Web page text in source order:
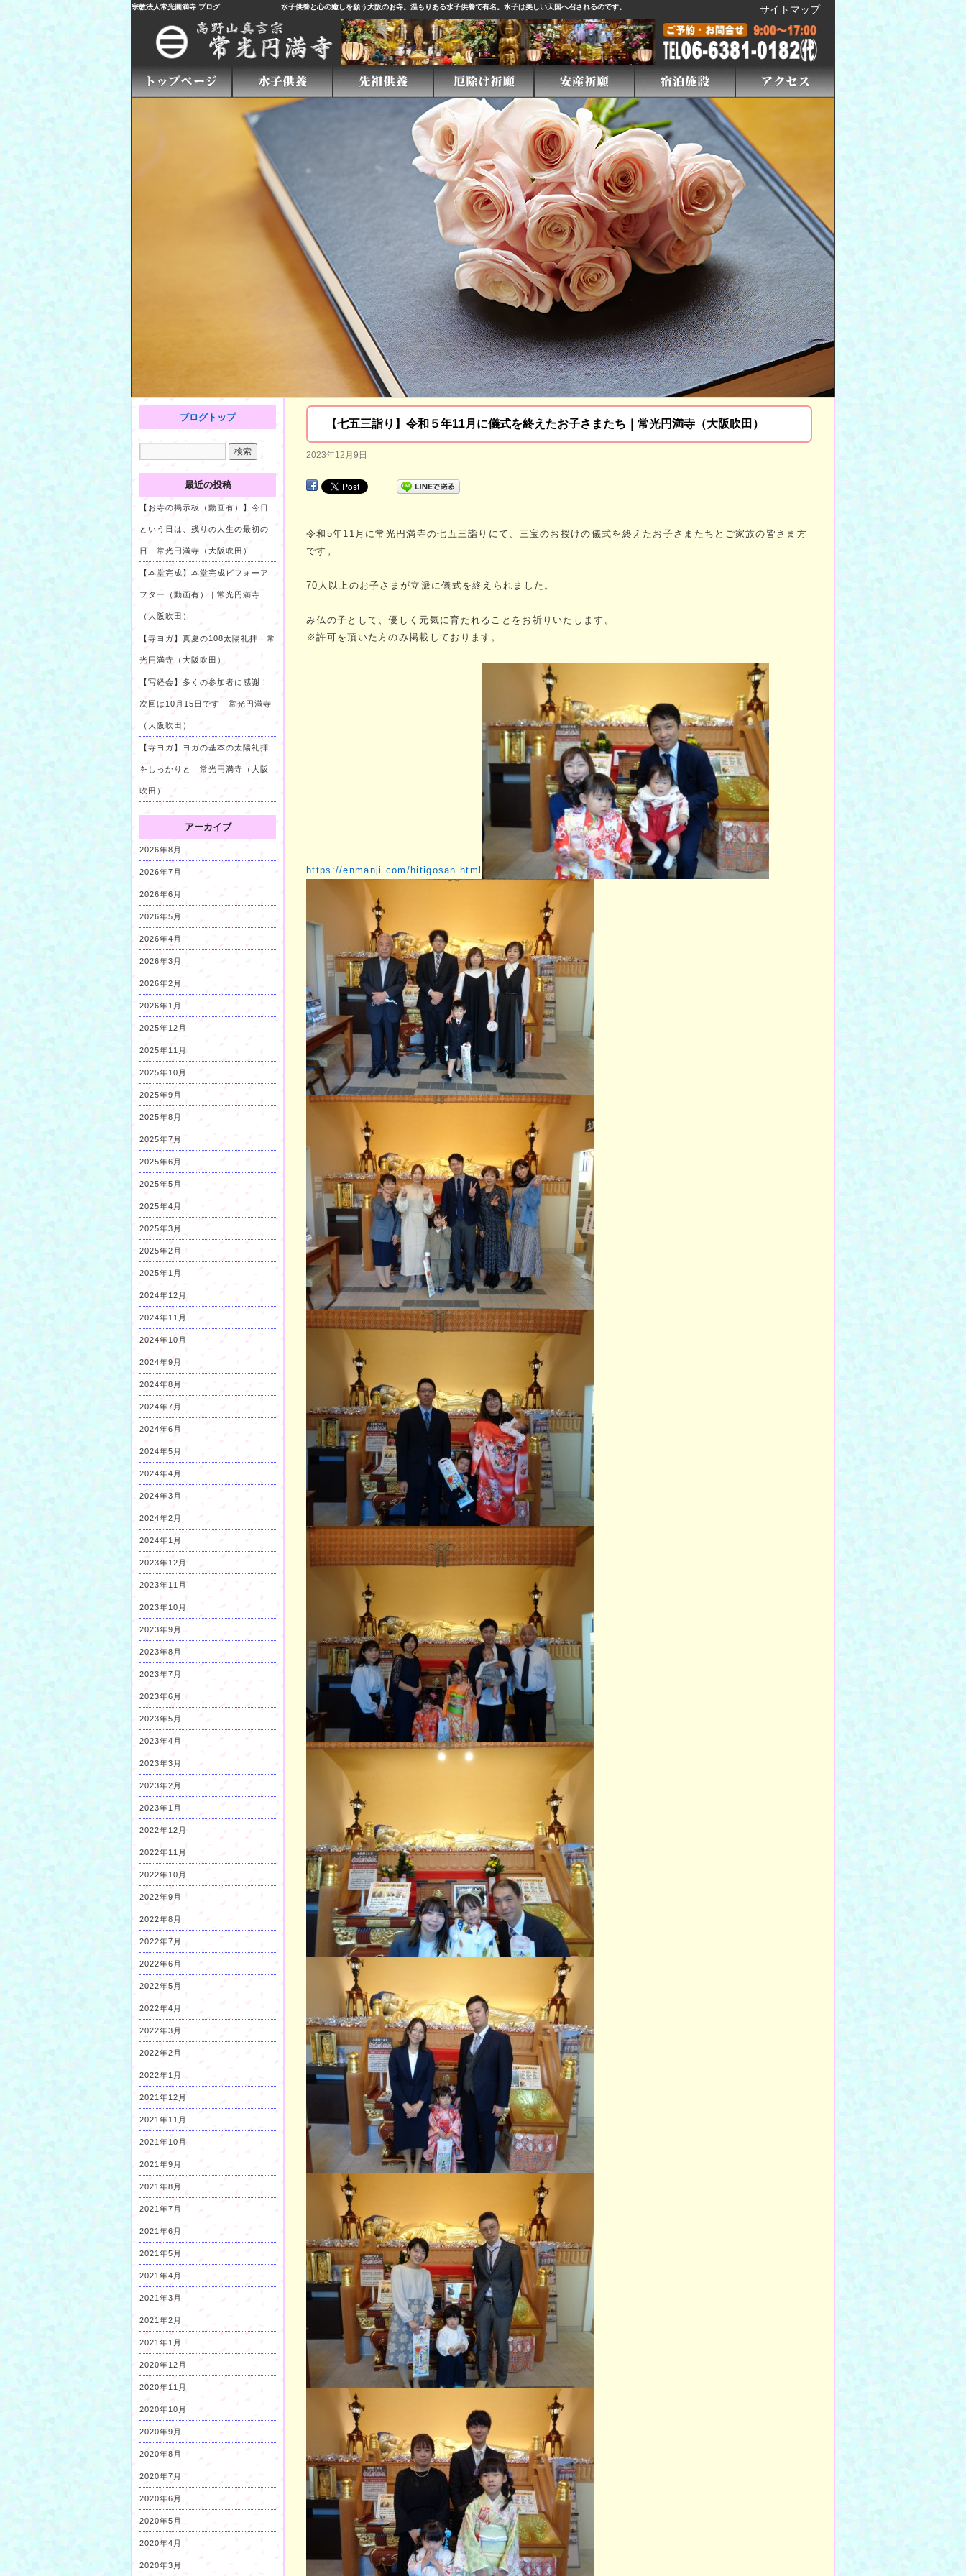
宗教法人常光圓満寺 ブログ 水子供養と心の癒しを願う大阪のお寺。温もりある水子供養で有名。水子は美しい天国へ召されるのです。 サイトマップ
【七五三詣り】令和５年11月に儀式を終えたお子さまたち｜常光円満寺（大阪吹田）
2023年12月9日
令和5年11月に常光円満寺の七五三詣りにて、三宝のお授けの儀式を終えたお子さまたちとご家族の皆さま方
です。
70人以上のお子さまが立派に儀式を終えられました。
み仏の子として、優しく元気に育たれることをお祈りいたします。
※許可を頂いた方のみ掲載しております。
https://enmanji.com/hitigosan.html
ブログトップ
最近の投稿
【お寺の掲示板（動画有）】今日
という日は、残りの人生の最初の
日｜常光円満寺（大阪吹田）
【本堂完成】本堂完成ビフォーア
フター（動画有）｜常光円満寺
（大阪吹田）
【寺ヨガ】真夏の108太陽礼拝｜常
光円満寺（大阪吹田）
【写経会】多くの参加者に感謝！
次回は10月15日です｜常光円満寺
（大阪吹田）
【寺ヨガ】ヨガの基本の太陽礼拝
をしっかりと｜常光円満寺（大阪
吹田）
アーカイブ
2026年8月
2026年7月
2026年6月
2026年5月
2026年4月
2026年3月
2026年2月
2026年1月
2025年12月
2025年11月
2025年10月
2025年9月
2025年8月
2025年7月
2025年6月
2025年5月
2025年4月
2025年3月
2025年2月
2025年1月
2024年12月
2024年11月
2024年10月
2024年9月
2024年8月
2024年7月
2024年6月
2024年5月
2024年4月
2024年3月
2024年2月
2024年1月
2023年12月
2023年11月
2023年10月
2023年9月
2023年8月
2023年7月
2023年6月
2023年5月
2023年4月
2023年3月
2023年2月
2023年1月
2022年12月
2022年11月
2022年10月
2022年9月
2022年8月
2022年7月
2022年6月
2022年5月
2022年4月
2022年3月
2022年2月
2022年1月
2021年12月
2021年11月
2021年10月
2021年9月
2021年8月
2021年7月
2021年6月
2021年5月
2021年4月
2021年3月
2021年2月
2021年1月
2020年12月
2020年11月
2020年10月
2020年9月
2020年8月
2020年7月
2020年6月
2020年5月
2020年4月
2020年3月